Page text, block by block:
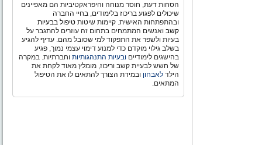
הסחות דעת, חוסר מנוחה והיפראקטיביות הם מאפיינים
שיכולים לפגוע בריכוז בלימודים, בחיי החברה
ובהתפתחות האישית. קיימות שיטות טיפול בבעיות
קשב ואנשים המתמחים בתחום זה עוזרים להתגבר על
בעיות ולשפר את התפקוד למי שסובל מהם. עדיף להגיע
בשלב גילוי מוקדם כדי למנוע דימוי עצמי נמוך, פגיע
בהישגים לימודיים ובעיות התנהגותיות וחברתיות. במקרה
של חשש לבעיית קשב וריכוז, מומלץ מאוד לקחת את
הילד לאבחון ובמידת הצורך להתאים לו את הטיפול
המתאים.